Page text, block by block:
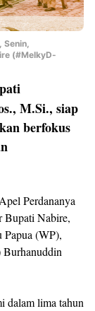
Senin,
(#MelkyD-
M.Si., siap
berfokus
Perdananya
Bupati Nabire,
Papua (WP),
Burhanuddin
dalam lima tahun